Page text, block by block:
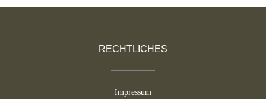
RECHTLICHES
Impressum